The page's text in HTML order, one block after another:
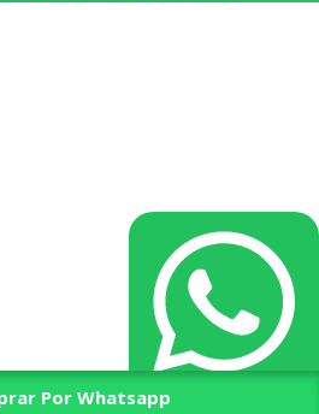
Al Carrito
Por WhatsappNecesitas Ayuda?